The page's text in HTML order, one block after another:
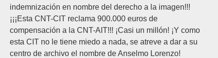
indemnización en nombre del derecho a la imagen!!!
¡¡¡Esta CNT-CIT reclama 900.000 euros de
compensación a la CNT-AIT!!! ¡Casi un millón! ¡Y como
esta CIT no le tiene miedo a nada, se atreve a dar a su
centro de archivo el nombre de Anselmo Lorenzo!